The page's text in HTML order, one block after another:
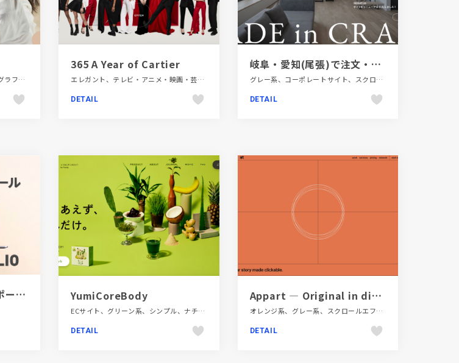
インテリア・家具・雑貨・家電、グラフィック・ロゴ、ナチュラル、ブルー系、ベージュ・ゴールド系、医療・ヘルスケア
365 A Year of Cartier
エレガント、テレビ・アニメ・映画・芸能、ファッション・ビューティー、ブラック系 、ブランド・サービスサイト、ホワイト系、モーション多め、レッド系、大きめ写真、海外サイト
DETAIL
岐阜・愛知(尾張)で注文・新築住宅なら「クラフトホーム」
グレー系、コーポレートサイト、スクロールエフェクト、スタイリッシュ、タイポグラフィー、大きめ写真、建設・住宅・不動産
DETAIL
[PR]クリエイター向けポートフォリオツール｜BRIK PORTFOLIO YumiCoreBody
ECサイト、グリーン系、シンプル、ナチュラル、ブランド・サービスサイト、大きめ写真、飲料・食品
DETAIL
Appart — Original in digital
オレンジ系、グレー系、スクロールエフェクト、タイポグラフィー、ダイナミック、デザイン・アート・音楽・文芸、ブランド・サービスサイト、ホワイト系、モーション多め、大きめ写真、教育・学校
DETAIL